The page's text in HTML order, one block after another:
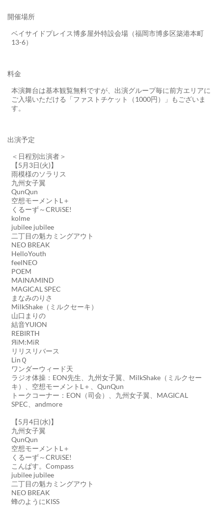
開催場所
ベイサイドプレイス博多屋外特設会場（福岡市博多区築港本町
13-6）
料金
本演舞台は基本観覧無料ですが、出演グループ毎に前方エリアに
ご入場いただける「ファストチケット（1000円）」もございま
す。
出演予定
＜日程別出演者＞
【5月3日(火)】
雨模様のソラリス
九州女子翼
QunQun
空想モーメントL＋
くるーず～CRUiSE!
kolme
jubilee jubilee
二丁目の魁カミングアウト
NEO BREAK
HelloYouth
feelNEO
POEM
MAINAMIND
MAGICAL SPEC
まなみのりさ
MilkShake（ミルクセーキ）
山口まりの
結音YUION
REBIRTH
ЯiM:MiR
リリスリバース
LinＱ
ワンダーウィード天
ラジオ体操：EON先生、九州女子翼、MilkShake（ミルクセー
キ）、空想モーメントL＋、QunQun
トークコーナー：EON（司会）、九州女子翼、MAGICAL
SPEC、andmore
【5月4日(水)】
九州女子翼
QunQun
空想モーメントL＋
くるーず～CRUiSE!
こんぱす。Compass
jubilee jubilee
二丁目の魁カミングアウト
NEO BREAK
蜂のようにKISS